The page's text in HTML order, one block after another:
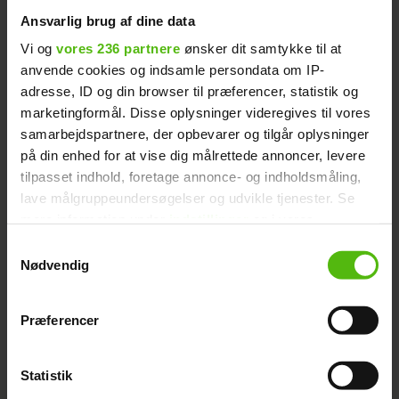
Ansvarlig brug af dine data
Vi og vores 236 partnere ønsker dit samtykke til at
anvende cookies og indsamle persondata om IP-
adresse, ID og din browser til præferencer, statistik og
marketingformål. Disse oplysninger videregives til vores
samarbejdspartnere, der opbevarer og tilgår oplysninger
på din enhed for at vise dig målrettede annoncer, levere
tilpasset indhold, foretage annonce- og indholdsmåling,
lave målgruppeundersøgelser og udvikle tjenester. Se
tilbage eller ændre indstillinger fra vores
"Cookiedeklaration", eller ved at trykke på "Privacy
Vi ønsker dit samtykke til at indsamle og bruge data for
Nødvendig
Præferencer
Statistik
Og selvom sammenklipningen kom bag på
Maria, der dog er en gammel rotte i
reality-faget, så er hun er ikke i tvivl om,
hvorfor programmet er klippet, som det
er.
var ikke meningen med min deltagelse
tværtimod, lyder det fra den fynske pige,
som både har været med i 'Sommer i
Nichlas afviser 5-kant